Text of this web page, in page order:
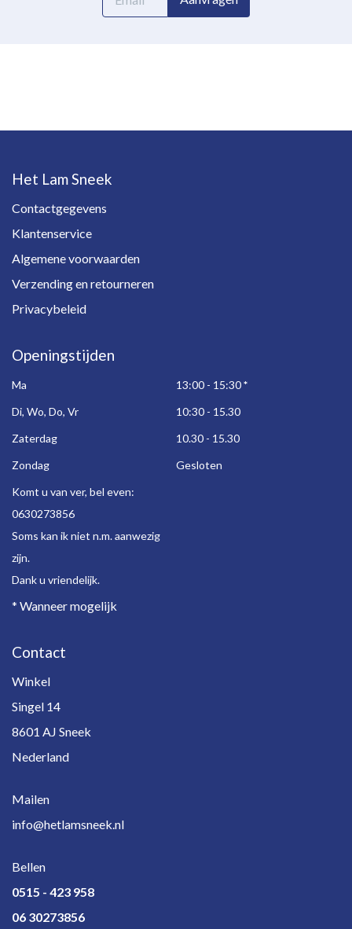
mailadres
Het Lam Sneek
Contactgegevens
Klantenservice
Algemene voorwaarden
Verzending en retourneren
Privacybeleid
Openingstijden
Ma 13:00 - 15:30*
Di, Wo, Do, Vr
10:30 - 15.30
Zaterdag
10.30 - 15.30
Zondag
Gesloten
Komt u van ver, bel even:
0630273856
Soms kan ik niet n.m. aanwezig
zijn.
Dank u vriendelijk.
* Wanneer mogelijk
Contact
Winkel
Singel 14
8601 AJ Sneek
Nederland
Mailen
info@hetlamsneek.nl
Bellen
0515 - 423 958
06 30273856